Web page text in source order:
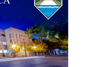
para la
que realizó
elementos
para determinar su